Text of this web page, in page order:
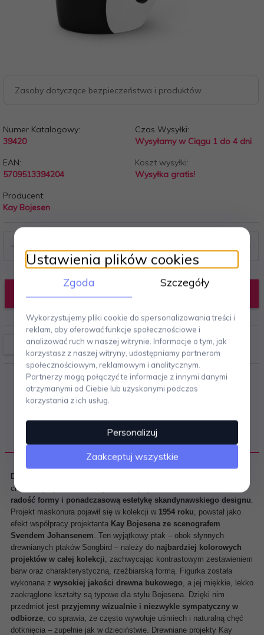
Zasoby dotyczące bezpieczeństwa i produktów
Numer Katalogowy:
39420
Czas Wysyłki:
Wysyłamy w Ciągu 1 do 4 dni
EAN:
5709513394204
Koszt wysyłki:
Wysyłka gratis!
Producent:
Kay Bojesen
DODAJ DO KOSZYKA
OPIS PRODUKTU
Drewniana
charakterystyczna
radość formy i ponadczasową estetykę skandynawskiego designu.
Projekt maskonura pojawił się w kolekcji w 1954 roku, powstał jako
efekt współpracy projektanta Kay Bojesena ze scenografem
Svendem Johansenem. Ten wyjątkowy ptak – obok słynnych
drewnianych ptaków Songbird – należy do najbardziej kolorowych
projektów w całej kolekcji, zachwycając kontrastowym zestawieniem
barw oraz charakterystyczną, rzeźbiarską formą. Figurka została
wykonana z wysokiej jakości drewna bukowego, a jej miękkie, lekko
zaokrąglone kształty są typowe dla stylu Bojesena. Dzięki nim
przedmiot jest przyjemny wizualnie i niezwykle sympatyczny w
odbiorze, co sprawia, że często wywołuje uśmiech i naturalną chęć
dotknięcia – zupełnie jak w dzieciństwie. Drewniane projekty Kay
Ustawienia plików cookies
Zgoda Szczegóły
Wykorzystujemy pliki cookie do spersonalizowania treści i
reklam, aby oferować funkcje społecznościowe i
analizować ruch w naszej witrynie. Informacje o tym, jak
korzystasz z naszej witryny, udostępniamy partnerom
społecznościowym, reklamowym i analitycznym.
Partnerzy mogą połączyć te informacje z innymi danymi
otrzymanymi od Ciebie lub uzyskanymi podczas
korzystania z ich usług.
Personalizuj
Zaakceptuj wszystkie